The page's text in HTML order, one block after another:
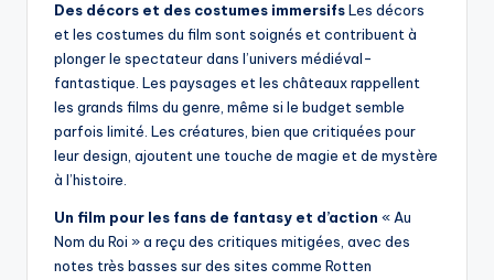
Des décors et des costumes immersifsLes décors
et les costumes du film sont soignés et contribuent à
plonger le spectateur dans l’univers médiéval-
fantastique. Les paysages et les châteaux rappellent
les grands films du genre, même si le budget semble
parfois limité. Les créatures, bien que critiquées pour
leur design, ajoutent une touche de magie et de mystère
à l’histoire.
Un film pour les fans de fantasy et d’action « Au
Nom du Roi » a reçu des critiques mitigées, avec des
notes très basses sur des sites comme Rotten